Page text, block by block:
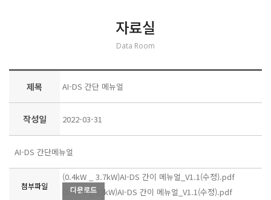
자료실
Data Room
제목 AI-DS 간단 메뉴얼
작성일 2022-03-31
AI-DS 간단메뉴얼
첨부파일
(0.4kW _ 3.7kW)AI-DS 간이 메뉴얼_V1.1(수정).pdf
(5.5kW _ 22kW)AI-DS 간이 메뉴얼_V1.1(수정).pdf